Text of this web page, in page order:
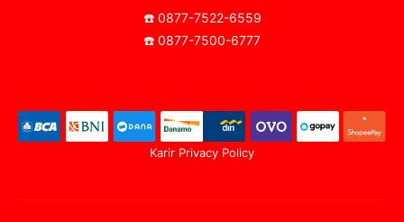
☎️ 0877-7522-6559
☎️ 0877-7500-6777
Karir Privacy Policy